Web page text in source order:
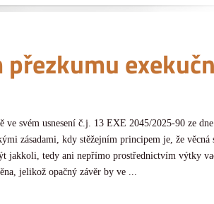
přezkumu
ve svém usnesení č.j. 13 EXE 2045/2025-90 ze
zásadami, kdy stěžejním principem je, že věcná
jakkoli, tedy ani nepřímo prostřednictvím výtky
jelikož opačný závěr by ve ...